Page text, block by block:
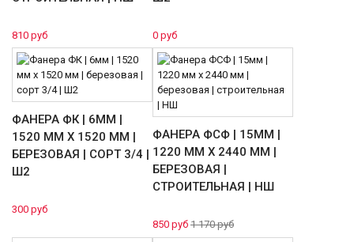
810 руб 0 руб
ФАНЕРА ФК | 6ММ |
1520 ММ Х 1520 ММ |
БЕРЕЗОВАЯ | СОРТ 3/4 |
Ш2
300 руб
ФАНЕРА ФСФ | 15ММ |
1220 ММ Х 2440 ММ |
БЕРЕЗОВАЯ |
СТРОИТЕЛЬНАЯ | НШ
850 руб 1 170 руб